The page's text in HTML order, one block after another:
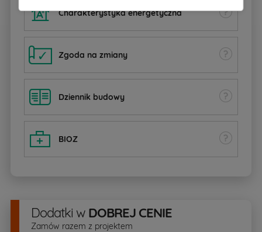
Charakterystyka energetyczna
Zgoda na zmiany
Dziennik budowy
BIOZ
Dodatki w DOBREJ CENIE
Zamów razem z projektem